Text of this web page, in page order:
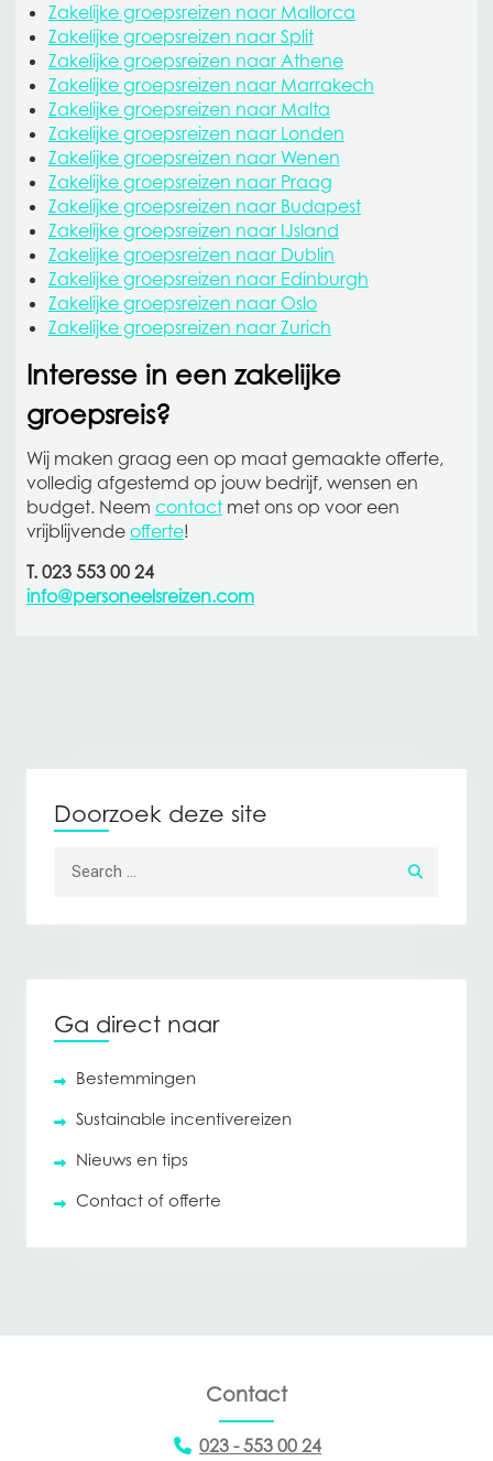
Zakelijke groepsreizen naar Mallorca
Zakelijke groepsreizen naar Split
Zakelijke groepsreizen naar Athene
Zakelijke groepsreizen naar Marrakech
Zakelijke groepsreizen naar Malta
Zakelijke groepsreizen naar Londen
Zakelijke groepsreizen naar Wenen
Zakelijke groepsreizen naar Praag
Zakelijke groepsreizen naar Budapest
Zakelijke groepsreizen naar IJsland
Zakelijke groepsreizen naar Dublin
Zakelijke groepsreizen naar Edinburgh
Zakelijke groepsreizen naar Oslo
Zakelijke groepsreizen naar Zurich
Interesse in een zakelijke
groepsreis?
Wij maken graag een op maat gemaakte offerte,
volledig afgestemd op jouw bedrijf, wensen en
budget. Neem contactmet ons op voor een
vrijblijvende offerte!
T. 023 553 00 24
info@personeelsreizen.com
Doorzoek deze site
Ga direct naar
Bestemmingen
Sustainable incentivereizen
Nieuws en tips
Contact of offerte
Contact
023 - 553 00 24